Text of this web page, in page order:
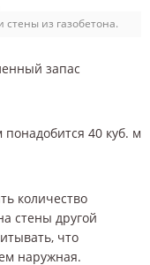
стены из газобетона.
запас
40 куб. м
количество
стены другой
что
наружная.